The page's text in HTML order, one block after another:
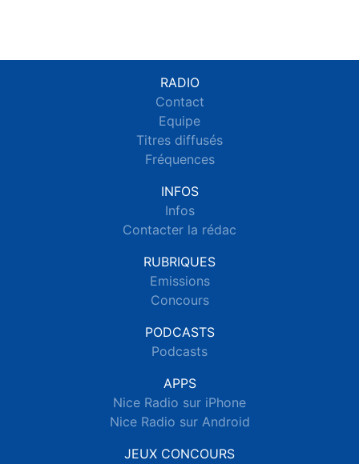
RADIO
Contact
Equipe
Titres diffusés
Fréquences
INFOS
Infos
Contacter la rédac
RUBRIQUES
Emissions
Concours
PODCASTS
Podcasts
APPS
Nice Radio sur iPhone
Nice Radio sur Android
JEUX CONCOURS